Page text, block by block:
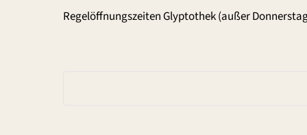
Regelöffnungszeiten Glyptothek (außer